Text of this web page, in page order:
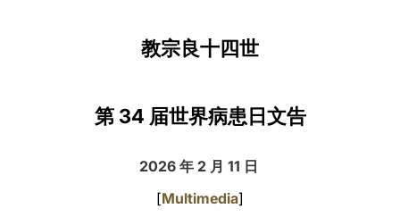
LATINE
教宗良十四世
第 34 届世界病患日文告
2026 年 2 月 11 日
[Multimedia]